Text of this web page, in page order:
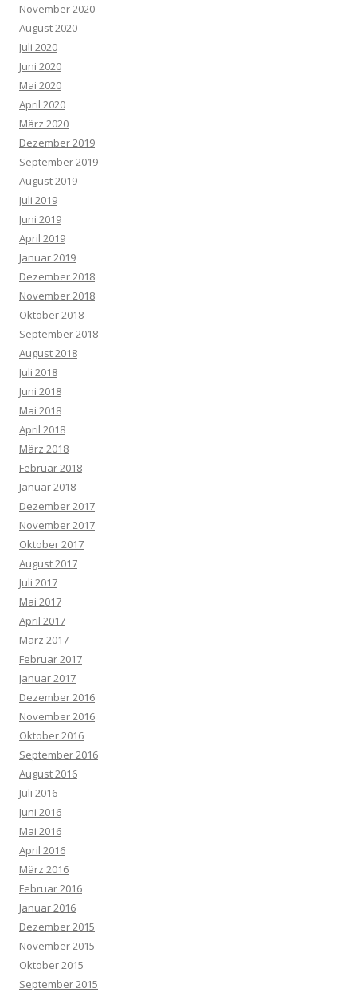
November 2020
August 2020
Juli 2020
Juni 2020
Mai 2020
April 2020
März 2020
Dezember 2019
September 2019
August 2019
Juli 2019
Juni 2019
April 2019
Januar 2019
Dezember 2018
November 2018
Oktober 2018
September 2018
August 2018
Juli 2018
Juni 2018
Mai 2018
April 2018
März 2018
Februar 2018
Januar 2018
Dezember 2017
November 2017
Oktober 2017
August 2017
Juli 2017
Mai 2017
April 2017
März 2017
Februar 2017
Januar 2017
Dezember 2016
November 2016
Oktober 2016
September 2016
August 2016
Juli 2016
Juni 2016
Mai 2016
April 2016
März 2016
Februar 2016
Januar 2016
Dezember 2015
November 2015
Oktober 2015
September 2015